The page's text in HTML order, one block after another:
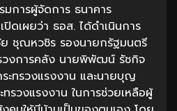
การผู้จัดการ ธนาคาร
ปิดเผยว่า ธอส. ได้ดำเนินการ
ชุณหวชิร รองนายกรัฐมนตรี
รวงการคลัง นายพิพัฒน์ รัชกิจ
ะทรวงแรงงาน และนายบุญ
วงแรงงาน ในการช่วยเหลือผู้